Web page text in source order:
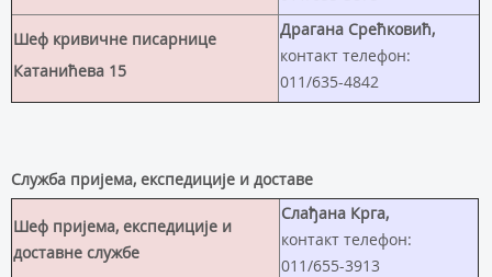
Шеф кривичне писарнице
Катанићева 15
Драгана Срећковић,
контакт телефон:
011/635-4842
Служба пријема, експедиције и доставе
Шеф пријема, експедиције и
доставне службе
Слађана Крга,
контакт телефон:
011/655-3913